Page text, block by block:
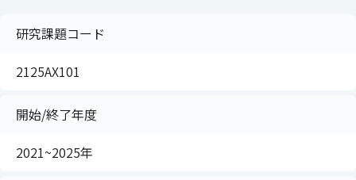
研究課題コード
2125AX101
開始/終了年度
2021~2025年